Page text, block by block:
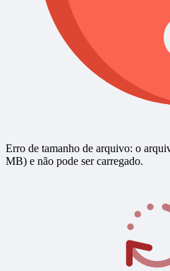
Erro de tamanho de arquivo: o
MB) e não pode ser carregado.